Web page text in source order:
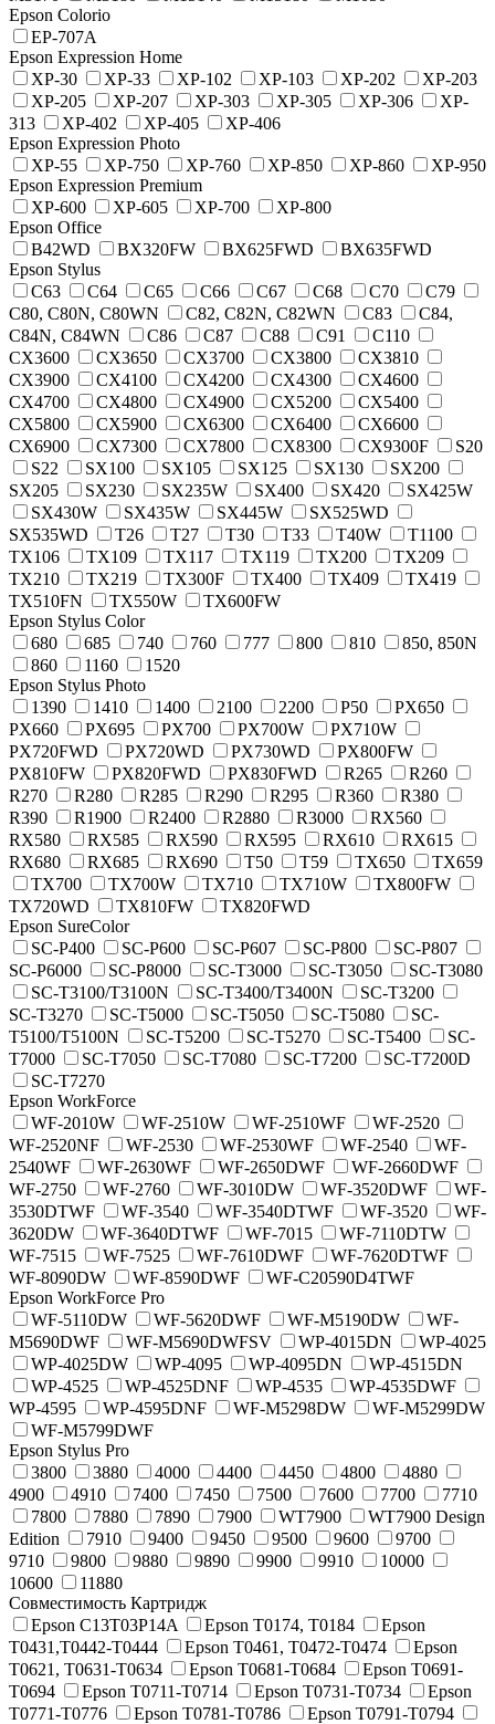
Epson Colorio
EP-707A
Epson Expression Home
XP-30
XP-33 XP-102 XP-103 XP-202
XP-203
XP-205
XP-207 XP-303 XP-305 XP-306
XP-
313
XP-402 XP-405
XP-406
Epson Expression Photo
XP-55
XP-750 XP-760 XP-850 XP-860
XP-950
Epson Expression Premium
XP-600
XP-605 XP-700
XP-800
Epson Office
B42WD
BX320FW BX625FWD
BX635FWD
Epson Stylus
C63
C64 C65 C66 C67 C68 C70
C79
C80, C80N, C80WN
C82, C82N, C82WN C83
C84,
C84N, C84WN
C86 C87 C88 C91
C110
CX3600
CX3650 CX3700 CX3800
CX3810
CX3900
CX4100 CX4200 CX4300
CX4600
CX4700
CX4800 CX4900 CX5200
CX5400
CX5800
CX5900 CX6300 CX6400
CX6600
CX6900
CX7300 CX7800 CX8300 CX9300F
S20
S22
SX100 SX105 SX125 SX130
SX200
SX205
SX230 SX235W SX400 SX420
SX425W
SX430W
SX435W SX445W
SX525WD
SX535WD
T26 T27 T30 T33 T40W
T1100
TX106
TX109 TX117 TX119 TX200
TX209
TX210
TX219 TX300F TX400 TX409
TX419
TX510FN
TX550W
TX600FW
Epson Stylus Color
680
685 740 760 777 800 810
850, 850N
860
1160
1520
Epson Stylus Photo
1390
1410 1400 2100 2200 P50
PX650
PX660
PX695 PX700 PX700W
PX710W
PX720FWD
PX720WD PX730WD
PX800FW
PX810FW
PX820FWD PX830FWD R265
R260
R270
R280 R285 R290 R295 R360
R380
R390
R1900 R2400 R2880 R3000
RX560
RX580
RX585 RX590 RX595 RX610
RX615
RX680
RX685 RX690 T50 T59 TX650
TX659
TX700
TX700W TX710 TX710W
TX800FW
TX720WD
TX810FW
TX820FWD
Epson SureColor
SC-P400
SC-P600 SC-P607 SC-P800
SC-P807
SC-P6000
SC-P8000 SC-T3000 SC-T3050
SC-T3080
SC-T3100/T3100N
SC-T3400/T3400N
SC-T3200
SC-T3270
SC-T5000 SC-T5050 SC-T5080
SC-
T5100/T5100N
SC-T5200 SC-T5270 SC-T5400
SC-
T7000
SC-T7050 SC-T7080 SC-T7200
SC-T7200D
SC-T7270
Epson WorkForce
WF-2010W
WF-2510W WF-2510WF
WF-2520
WF-2520NF
WF-2530 WF-2530WF WF-2540
WF-
2540WF
WF-2630WF WF-2650DWF
WF-2660DWF
WF-2750
WF-2760 WF-3010DW WF-3520DWF
WF-
3530DTWF
WF-3540 WF-3540DTWF WF-3520
WF-
3620DW
WF-3640DTWF WF-7015
WF-7110DTW
WF-7515
WF-7525 WF-7610DWF
WF-7620DTWF
WF-8090DW
WF-8590DWF
WF-C20590D4TWF
Epson WorkForce Pro
WF-5110DW
WF-5620DWF WF-M5190DW
WF-
M5690DWF
WF-M5690DWFSV WP-4015DN
WP-4025
WP-4025DW
WP-4095 WP-4095DN
WP-4515DN
WP-4525
WP-4525DNF WP-4535
WP-4535DWF
WP-4595
WP-4595DNF WF-M5298DW
WF-M5299DW
WF-M5799DWF
Epson Stylus Pro
3800
3880 4000 4400 4450 4800
4880
4900
4910 7400 7450 7500 7600 7700
7710
7800
7880 7890 7900 WT7900
WT7900 Design
Edition
7910 9400 9450 9500 9600
9700
9710
9800 9880 9890 9900 9910
10000
10600
11880
Совместимость Картридж
Epson C13T03P14A
Epson T0174, T0184
Epson
T0431,T0442-T0444
Epson T0461, T0472-T0474
Epson
T0621, T0631-T0634
Epson T0681-T0684
Epson T0691-
T0694
Epson T0711-T0714 Epson T0731-T0734
Epson
T0771-T0776
Epson T0781-T0786
Epson T0791-T0794